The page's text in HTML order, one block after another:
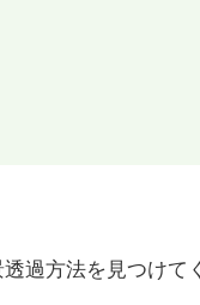
過方法を見つけて